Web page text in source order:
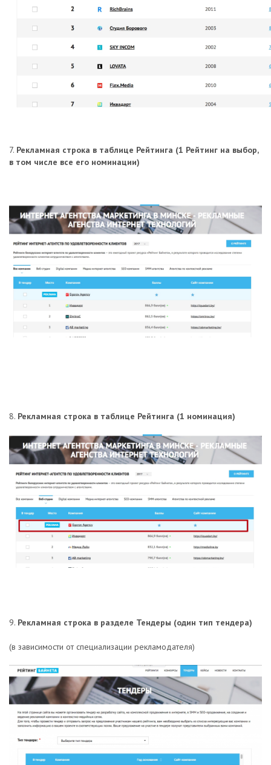
7. Рекламная строка в таблице Рейтинга (1 Рейтинг на выбор,
в том числе все его номинации)
8. Рекламная строка в таблице Рейтинга (1 номинация)
9. Рекламная строка в разделе Тендеры (один тип тендера)
(в зависимости от специализации рекламодателя)